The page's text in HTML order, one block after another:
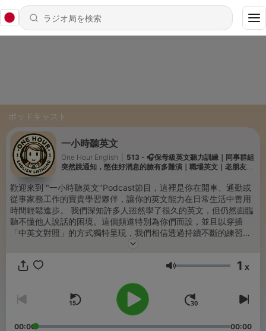
ポッドキャスト
一小時聽英文
One Hour English
513 - 🎧保母級英文聽力訓練｜同事群組
突然跳通知，憋住好消息的臉有多難演｜職場英文｜老朋友重
歡迎來到 "一小時聽英文"Podcast節目，這裡是你在開車、通勤或
從事家務工作的寶貴學習夥伴，讓你的英文能力在日常生活中善用
時間輕鬆進步。 我們深知許多人雖然學了很久的英文，但仍然面臨
聽不懂他人說話的困境。這個頻道特別為你們而設，並且以穿插
「中英文對照」的方式獨特呈現，我們相信透過持續不斷的練習，
你能夠更快上手，能夠聽懂別人想表達什麼，並能夠流暢地與人交
助你更容易理解和記住英語表達方式。 逼真的英語對話：真實場景
的學習：我們的影片設計讓你可以在開車、通勤或做家務工作的同
時，充分利用寶貴的時間進行英語學習。 多元的主題：無論是旅
遊、文化、新聞還是娛樂，我們的影片涵蓋了各種主題，滿足不同
人的興趣。 無論你是初學者還是已經有一定英語基礎的學習者，我
音量 1 x
00:00 00:00